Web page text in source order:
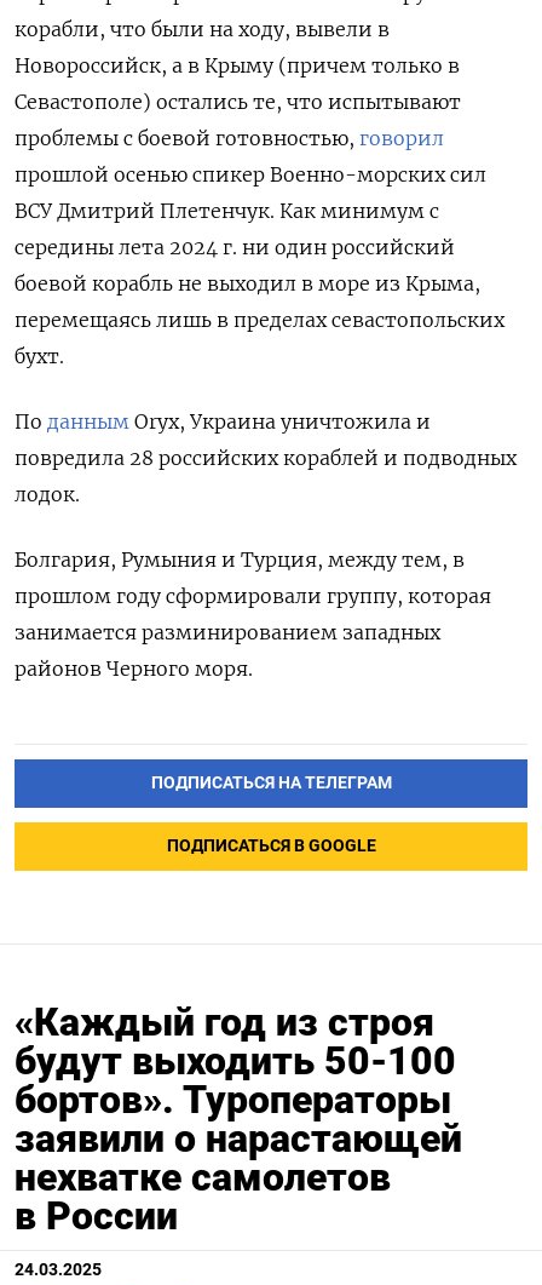
корабли, что были на ходу, вывели в
Новороссийск, а в Крыму (причем только в
Севастополе) остались те, что испытывают
проблемы с боевой готовностью, говорил
прошлой осенью спикер Военно-морских сил
ВСУ Дмитрий Плетенчук. Как минимум с
середины лета 2024 г. ни один российский
боевой корабль не выходил в море из Крыма,
перемещаясь лишь в пределах севастопольских
бухт.
По данным Oryx, Украина уничтожила и
повредила 28 российских кораблей и подводных
лодок.
Болгария, Румыния и Турция, между тем, в
прошлом году сформировали группу, которая
занимается разминированием западных
районов Черного моря.
ПОДПИСАТЬСЯ НА ТЕЛЕГРАМ
ПОДПИСАТЬСЯ В GOOGLE
«Каждый год из строя
будут выходить 50-100
бортов». Туроператоры
заявили о нарастающей
нехватке самолетов
в России
24.03.2025